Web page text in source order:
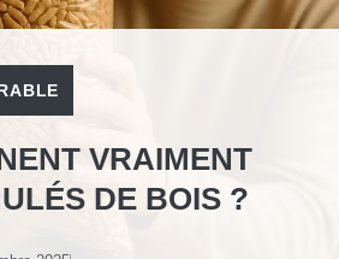
VRAIMENT
DE BOIS ?